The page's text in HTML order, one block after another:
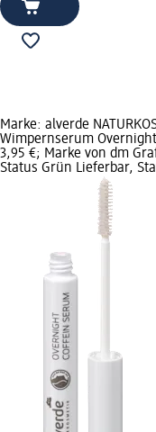
Marke: alverde
Wimpernserum
3,95 €; Marke von dm
Status Grün Lieferbar,